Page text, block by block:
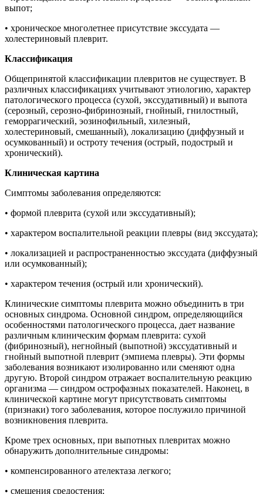
выпот;
• хроническое многолетнее присутствие экссудата —
холестериновый плеврит.
Классификация
Общепринятой классификации плевритов не существует. В
различных классификациях учитывают этиологию, характер
патологического процесса (сухой, экссудативный) и выпота
(серозный, серозно-фибринозный, гнойный, гнилостный,
геморрагический, эозинофильный, хилезный,
холестериновый, смешанный), локализацию (диффузный и
осумкованный) и остроту течения (острый, подострый и
хронический).
Клиническая картина
Симптомы заболевания определяются:
• формой плеврита (сухой или экссудативный);
• характером воспалительной реакции плевры (вид экссудата);
• локализацией и распространенностью экссудата (диффузный
или осумкованный);
• характером течения (острый или хронический).
Клинические симптомы плеврита можно объединить в три
основных синдрома. Основной синдром, определяющийся
особенностями патологического процесса, дает название
различным клиническим формам плеврита: сухой
(фибринозный), негнойный (выпотной) экссудативный и
гнойный выпотной плеврит (эмпиема плевры). Эти формы
заболевания возникают изолированно или сменяют одна
другую. Второй синдром отражает воспалительную реакцию
организма — синдром острофазных показателей. Наконец, в
клинической картине могут присутствовать симптомы
(признаки) того заболевания, которое послужило причиной
возникновения плеврита.
Кроме трех основных, при выпотных плевритах можно
обнаружить дополнительные синдромы:
• компенсированного ателектаза легкого;
• смещения средостения;